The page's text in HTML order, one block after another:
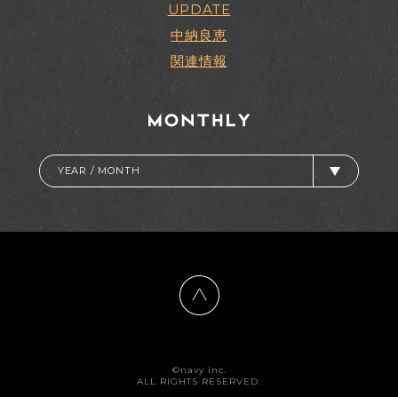
UPDATE
中納良恵
関連情報
YEAR / MONTH
©navy inc.
ALL RIGHTS RESERVED.